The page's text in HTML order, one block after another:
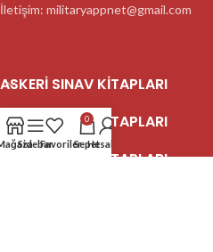
İletişim: militaryappnet@gmail.com
ASKERI SINAV KITAPLARI
ASKERI SINAV KITAPLARI
ASKERI SINAV KITAPLARI
SidebarFavoriler
0
SepetHesabım